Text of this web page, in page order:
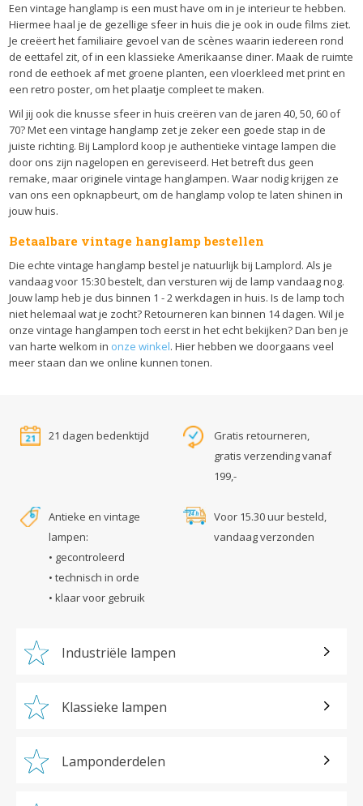
Een vintage hanglamp is een must have om in je interieur te hebben.
Hiermee haal je de gezellige sfeer in huis die je ook in oude films ziet.
Je creëert het familiaire gevoel van de scènes waarin iedereen rond
de eettafel zit, of in een klassieke Amerikaanse diner. Maak de ruimte
rond de eethoek af met groene planten, een vloerkleed met print en
een retro poster, om het plaatje compleet te maken.
Wil jij ook die knusse sfeer in huis creëren van de jaren 40, 50, 60 of
70? Met een vintage hanglamp zet je zeker een goede stap in de
juiste richting. Bij Lamplord koop je authentieke vintage lampen die
door ons zijn nagelopen en gereviseerd. Het betreft dus geen
remake, maar originele vintage hanglampen. Waar nodig krijgen ze
van ons een opknapbeurt, om de hanglamp volop te laten shinen in
jouw huis.
Betaalbare vintage hanglamp bestellen
Die echte vintage hanglamp bestel je natuurlijk bij Lamplord. Als je
vandaag voor 15:30 bestelt, dan versturen wij de lamp vandaag nog.
Jouw lamp heb je dus binnen 1 - 2 werkdagen in huis. Is de lamp toch
niet helemaal wat je zocht? Retourneren kan binnen 14 dagen. Wil je
onze vintage hanglampen toch eerst in het echt bekijken? Dan ben je
van harte welkom in onze winkel. Hier hebben we doorgaans veel
meer staan dan we online kunnen tonen.
21 dagen bedenktijd
Gratis retourneren,
gratis verzending vanaf
199,-
Antieke en vintage
lampen:
• gecontroleerd
• technisch in orde
• klaar voor gebruik
Voor 15.30 uur besteld,
vandaag verzonden
Industriële lampen
Klassieke lampen
Lamponderdelen